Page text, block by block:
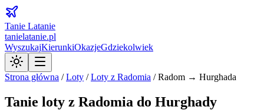
Tanie Latanie
tanielatanie.pl
WyszukajKierunkiOkazjeGdziekolwiek
Strona główna /Loty /Loty z Radomia /Radom → Hurghada
Tanie loty z Radomia do Hurghady